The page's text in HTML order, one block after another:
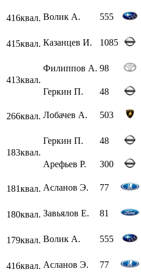
416квал. Волик А. 555
415квал. Казанцев И. 1085
413квал.
Филиппов А. 98
Геркин П. 48
266квал. Лобачев А. 503
183квал.
Геркин П. 48
Арефьев Р. 300
181квал. Асланов Э. 77
180квал. Завьялов Е. 81
179квал. Волик А. 555
416квал. Асланов Э. 77